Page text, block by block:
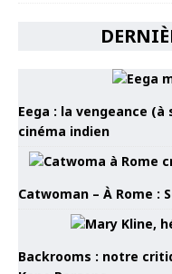
Eega : la vengeance
cinéma indien
Catwoman – À Rome :
Backrooms : notre